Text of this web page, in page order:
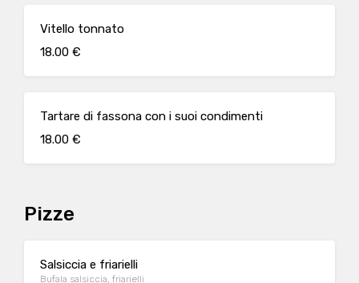
Vitello tonnato
18.00 €
Tartare di fassona con i suoi condimenti
18.00 €
Pizze
Salsiccia e friarielli
Bufala salsiccia, friarielli